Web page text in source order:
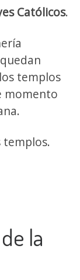
Católicos.
templos
momento
templos.
la